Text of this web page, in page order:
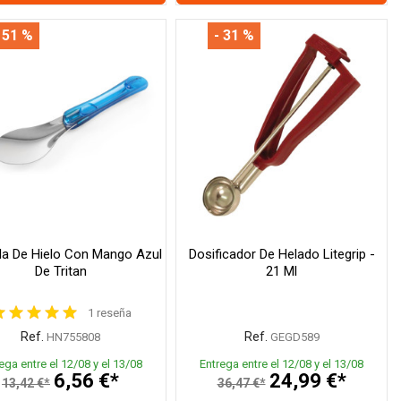
De Hielo Con Mango Azul
De Tritan
1 reseña
Ref. HN755808
entre el 12/08 y el 13/08
13,42 €* 6,56 €*
%
Dosificador De Helado Litegrip -
21 Ml
Ref. GEGD589
Entrega entre el 12/08 y el 13/08
36,47 €* 24,99 €*
- 31 %